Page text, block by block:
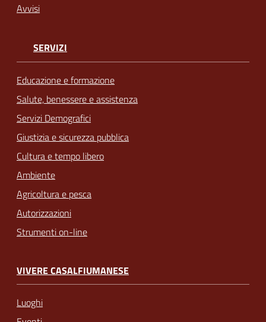
Avvisi
SERVIZI
Educazione e formazione
Salute, benessere e assistenza
Servizi Demografici
Giustizia e sicurezza pubblica
Cultura e tempo libero
Ambiente
Agricoltura e pesca
Autorizzazioni
Strumenti on-line
VIVERE CASALFIUMANESE
Luoghi